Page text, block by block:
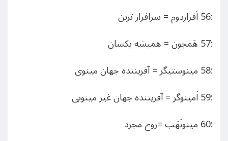
:56 اَفرازدوم = سرافراز ترین
:57 هَمچون = همیشه یکسان
:58 مینوستیگر = آفریننده جهان مینوی
:59 اَمینوگر = آفریننده جهان غیر مینویی
:60 مینونَهَب =روح مجرد